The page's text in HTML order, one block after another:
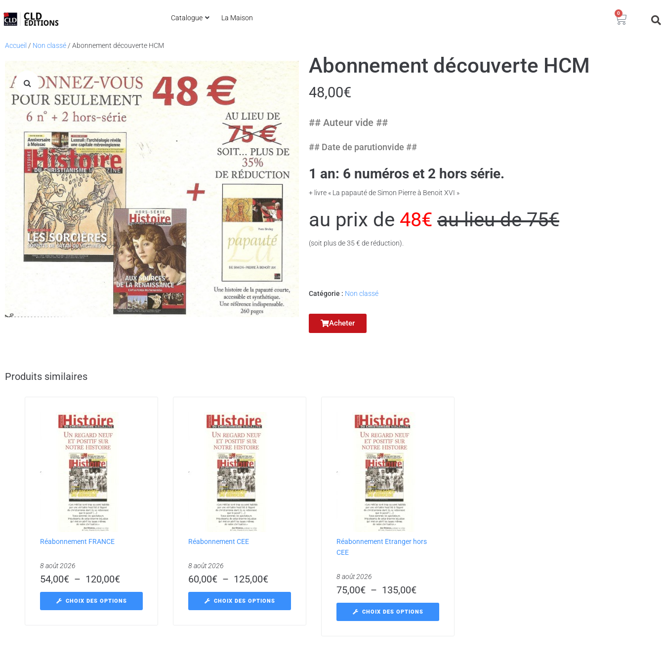
Catalogue La Maison
0
Accueil / Non classé / Abonnement découverte HCM
Abonnement découverte HCM
48,00€
## Auteur vide ##
## Date de parutionvide ##
1 an: 6 numéros et 2 hors série.
+ livre « La papauté de Simon Pierre à Benoit XVI »
au prix de 48€ au lieu de 75€
(soit plus de 35 € de réduction).
Catégorie : Non classé
Acheter
Produits similaires
Réabonnement FRANCE
8 août 2026
54,00€ – 120,00€
CHOIX DES OPTIONS
Réabonnement CEE
8 août 2026
60,00€ – 125,00€
CHOIX DES OPTIONS
Réabonnement Etranger hors
CEE
8 août 2026
75,00€ – 135,00€
CHOIX DES OPTIONS